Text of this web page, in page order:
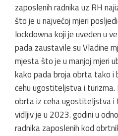
zaposlenih radnika uz RH
što je u najvećoj mjeri
lockdowna koji je uveden u
pada zaustavile su Vladine
mjesta što je u manjoj mjeri
kako pada broja obrta tako i
cehu ugostiteljstva i
obrta iz ceha ugostiteljstva i
vidljiv je u 2023. godini u
radnika zaposlenih kod